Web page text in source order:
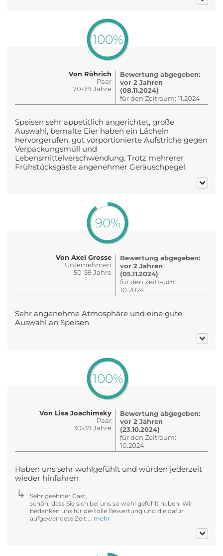
100%
Von Röhrich
Paar
70-79 Jahre
Bewertung abgegeben:
vor 2 Jahren
(08.11.2024)
für den Zeitraum: 11.2024
Speisen sehr appetitlich angerichtet, große
Auswahl, bemalte Eier haben ein Lächeln
hervorgerufen, gut vorportionierte Aufstriche gegen
Verpackungsmüll und
Lebensmittelverschwendung. Trotz mehrerer
Frühstücksgäste angenehmer Geräuschpegel.
90%
Von Axel Grosse
Unternehmen
50-59 Jahre
Bewertung abgegeben:
vor 2 Jahren
(05.11.2024)
für den Zeitraum:
10.2024
Sehr angenehme Atmosphäre und eine gute
Auswahl an Speisen.
100%
Von Lisa Joachimsky
Paar
30-39 Jahre
Bewertung abgegeben:
vor 2 Jahren
(23.10.2024)
für den Zeitraum:
10.2024
Haben uns sehr wohlgefühlt und würden jederzeit
wieder hinfahren
Sehr geehrter Gast,
schön, dass Sie sich bei uns so wohl gefühlt haben. Wir
bedanken uns für die tolle Bewertung und die dafür
aufgewendete Zeit.... mehr